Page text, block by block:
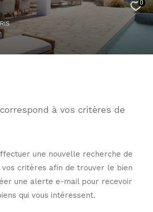
0
à vos critères de
une nouvelle recherche de
vos critères afin de trouver le bien
une alerte e-mail pour recevoir
qui vous intéressent.